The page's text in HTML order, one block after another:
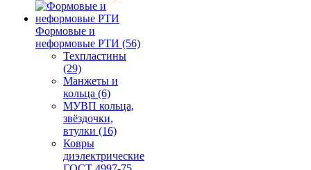
Формовые и
неформовые РТИ (56)
Техпластины
(29)
Манжеты и
кольца (6)
МУВП кольца,
звёздочки,
втулки (16)
Ковры
диэлектрические